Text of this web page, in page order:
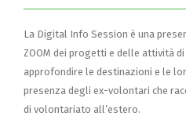
La Digital Info Session è una
ZOOM dei progetti e delle attività
approfondire le destinazioni e le
presenza degli ex-volontari che
di volontariato all’estero.